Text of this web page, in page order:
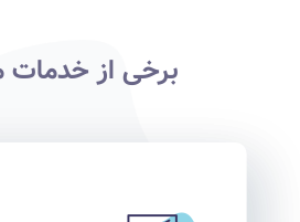
برخی از خدمات